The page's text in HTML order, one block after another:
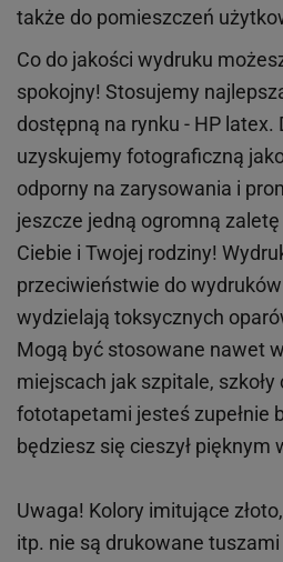
także do pomieszczeń
Co do jakości wydruku
spokojny! Stosujemy
dostępną na rynku - HP latex.
uzyskujemy fotograficzną
odporny na zarysowania i
jeszcze jedną ogromną
Ciebie i Twojej rodziny!
przeciwieństwie do wydruków
wydzielają toksycznych
Mogą być stosowane nawet
miejscach jak szpitale, szkoły
fototapetami jesteś zupełnie
będziesz się cieszył pięknym
Uwaga! Kolory imitujące
itp. nie są drukowane